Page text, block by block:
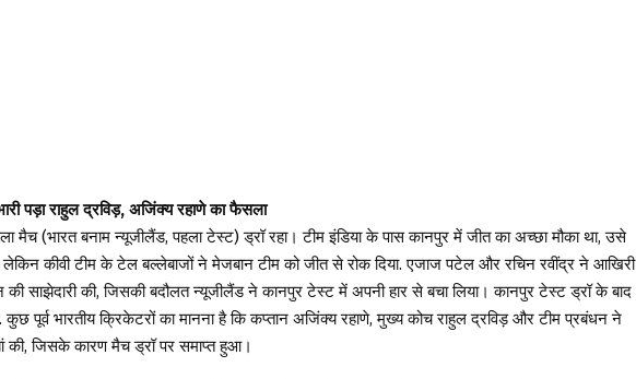
पड़ा राहुल द्रविड़, अजिंक्य रहाणे का फैसला
मैच (भारत बनाम न्यूजीलैंड, पहला टेस्ट) ड्रॉ रहा। टीम इंडिया के पास कानपुर में जीत का अच्छा मौका था, उसे
कीवी टीम के टेल बल्लेबाजों ने मेजबान टीम को जीत से रोक दिया. एजाज पटेल और रचिन रवींद्र ने आखिरी
साझेदारी की, जिसकी बदौलत न्यूजीलैंड ने कानपुर टेस्ट में अपनी हार से बचा लिया। कानपुर टेस्ट ड्रॉ के बाद
कुछ पूर्व भारतीय क्रिकेटरों का मानना ​​है कि कप्तान अजिंक्य रहाणे, मुख्य कोच राहुल द्रविड़ और टीम प्रबंधन ने
की, जिसके कारण मैच ड्रॉ पर समाप्त हुआ।